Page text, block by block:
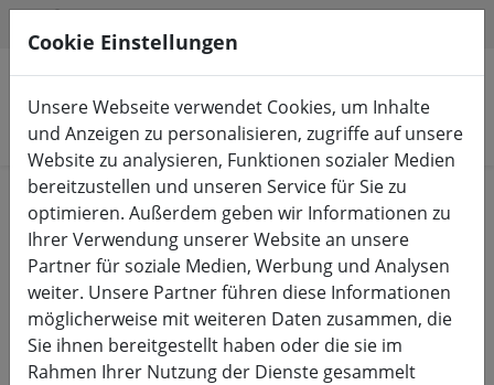
Produkte suchen
Start Lichterketten & Beleuchtung Leuchten
Sirius Akku LED Tischleuchte Sam
außen 28 cm grau
Cookie Einstellungen
Unsere Webseite verwendet Cookies, um Inhalte
und Anzeigen zu personalisieren, zugriffe auf unsere
Website zu analysieren, Funktionen sozialer Medien
bereitzustellen und unseren Service für Sie zu
optimieren. Außerdem geben wir Informationen zu
Ihrer Verwendung unserer Website an unsere
Partner für soziale Medien, Werbung und Analysen
weiter. Unsere Partner führen diese Informationen
möglicherweise mit weiteren Daten zusammen, die
Sie ihnen bereitgestellt haben oder die sie im
Rahmen Ihrer Nutzung der Dienste gesammelt